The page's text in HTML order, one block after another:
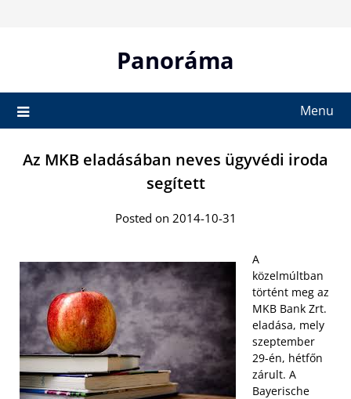
Panoráma
Menu
Az MKB eladásában neves ügyvédi iroda
segített
Posted on 2014-10-31
A
közelmúltban
történt meg az
MKB Bank Zrt.
eladása, mely
szeptember
29-én, hétfőn
zárult. A
Bayerische